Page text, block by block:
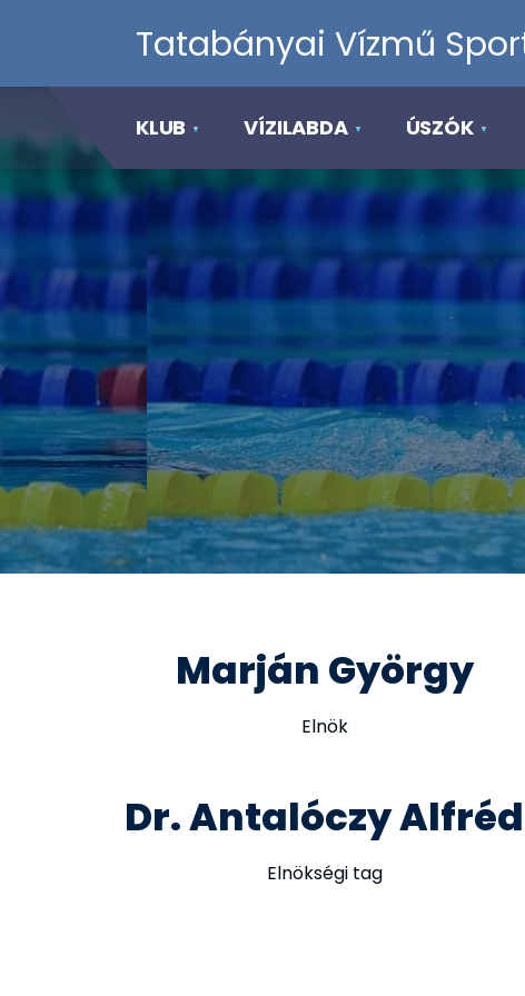
Tatabányai Vízmű
KLUB VÍZILABDA ÚSZÓK
Marján György
Elnök
Dr. Antalóczy Alfréd
Elnökségi tag